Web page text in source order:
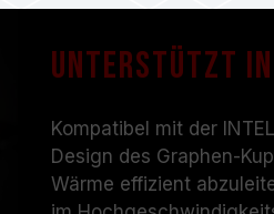
Unterstützt
Kompatibel mit der
Design des Graphen-
Wärme effizient